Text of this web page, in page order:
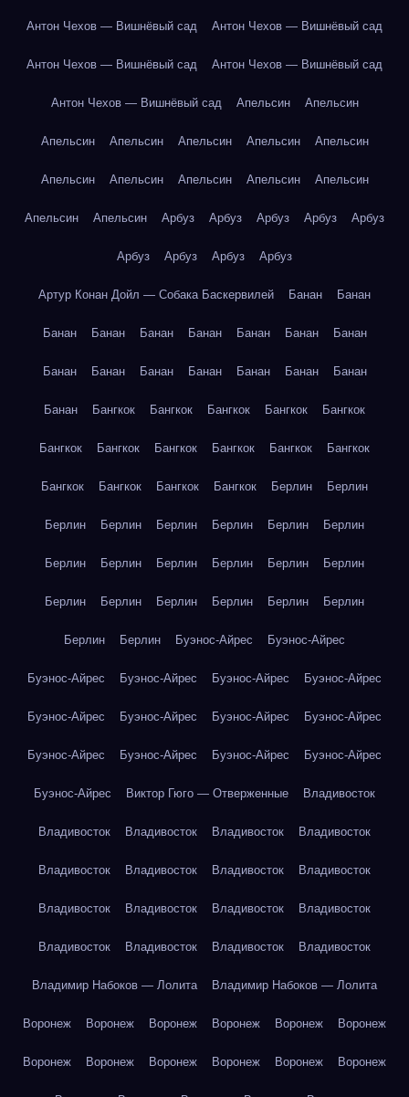
Антон Чехов — Вишнёвый сад Антон Чехов — Вишнёвый сад
Антон Чехов — Вишнёвый сад Антон Чехов — Вишнёвый сад
Антон Чехов — Вишнёвый сад Апельсин Апельсин
Апельсин Апельсин Апельсин Апельсин Апельсин
Апельсин Апельсин Апельсин Апельсин Апельсин
Апельсин Апельсин Арбуз Арбуз Арбуз Арбуз Арбуз
Арбуз Арбуз Арбуз Арбуз
Артур Конан Дойл — Собака Баскервилей Банан Банан
Банан Банан Банан Банан Банан Банан Банан
Банан Банан Банан Банан Банан Банан Банан
Банан Бангкок Бангкок Бангкок Бангкок Бангкок
Бангкок Бангкок Бангкок Бангкок Бангкок Бангкок
Бангкок Бангкок Бангкок Бангкок Берлин Берлин
Берлин Берлин Берлин Берлин Берлин Берлин
Берлин Берлин Берлин Берлин Берлин Берлин
Берлин Берлин Берлин Берлин Берлин Берлин
Берлин Берлин Буэнос-Айрес Буэнос-Айрес
Буэнос-Айрес Буэнос-Айрес Буэнос-Айрес Буэнос-Айрес
Буэнос-Айрес Буэнос-Айрес Буэнос-Айрес Буэнос-Айрес
Буэнос-Айрес Буэнос-Айрес Буэнос-Айрес Буэнос-Айрес
Буэнос-Айрес Виктор Гюго — Отверженные Владивосток
Владивосток Владивосток Владивосток Владивосток
Владивосток Владивосток Владивосток Владивосток
Владивосток Владивосток Владивосток Владивосток
Владивосток Владивосток Владивосток Владивосток
Владимир Набоков — Лолита Владимир Набоков — Лолита
Воронеж Воронеж Воронеж Воронеж Воронеж Воронеж
Воронеж Воронеж Воронеж Воронеж Воронеж Воронеж